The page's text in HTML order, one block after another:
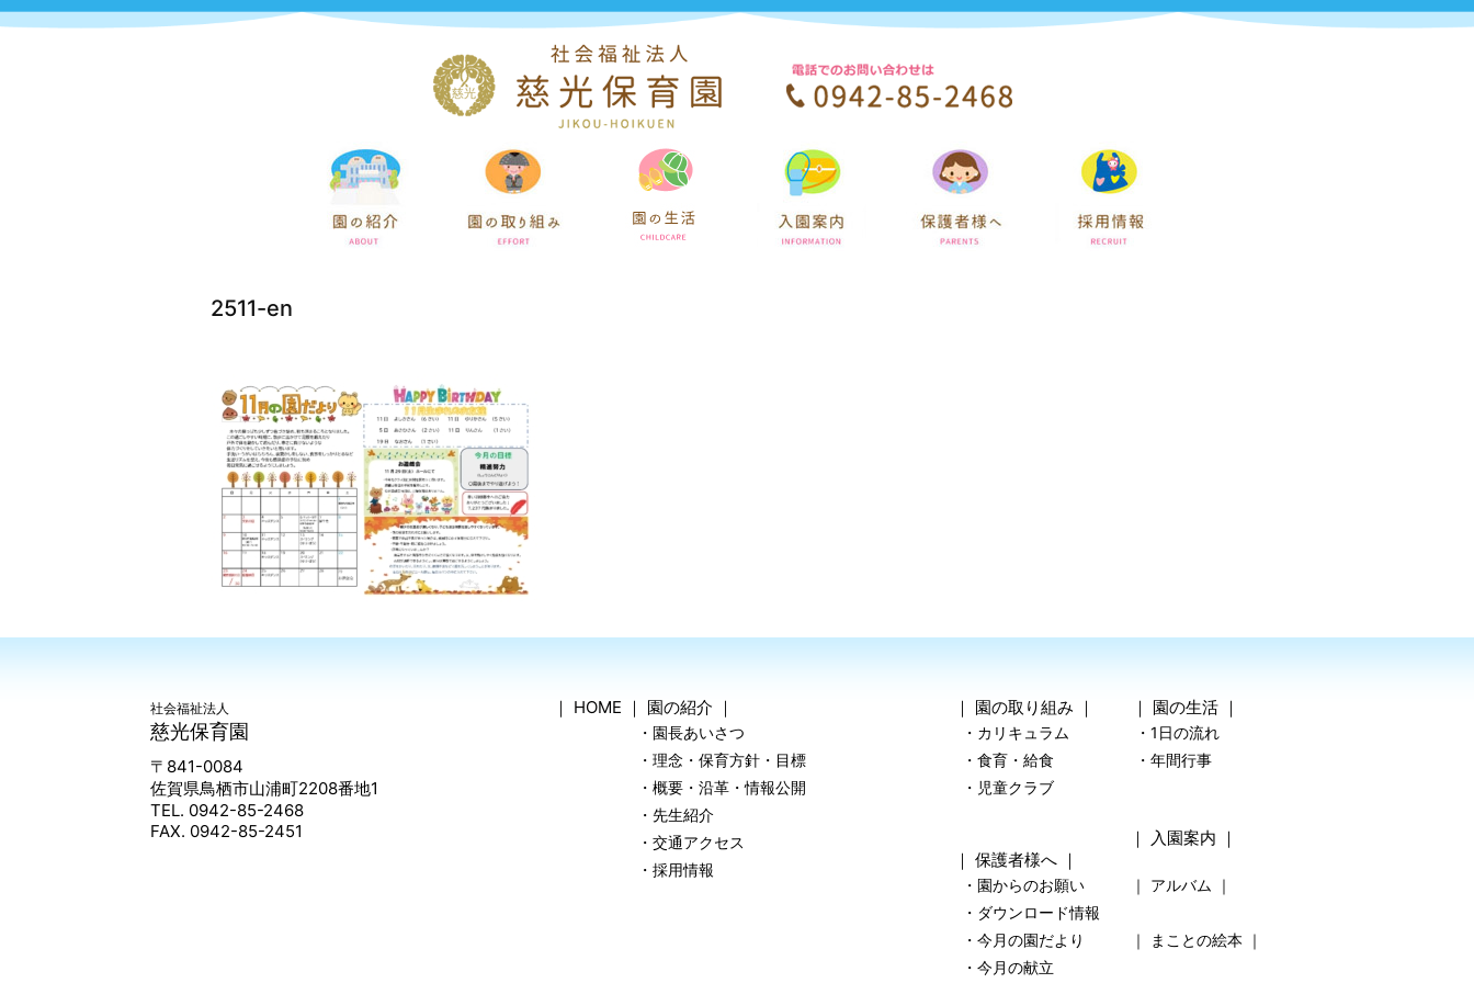
2511-en
社会福祉法人
慈光保育園
〒841-0084
佐賀県鳥栖市山浦町2208番地1
TEL. 0942-85-2468
FAX. 0942-85-2451
｜ HOME ｜ 園の紹介 ｜
・園長あいさつ
・理念・保育方針・目標
・概要・沿革・情報公開
・先生紹介
・交通アクセス
・採用情報
｜ 園の取り組み ｜ ｜ 園の生活 ｜
・カリキュラム
・1日の流れ
・食育・給食
・年間行事
・児童クラブ
｜ 入園案内 ｜
｜保護者様へ ｜
・園からのお願い ｜ アルバム ｜
・ダウンロード情報
・今月の園だより
｜ まことの絵本 ｜
・今月の献立